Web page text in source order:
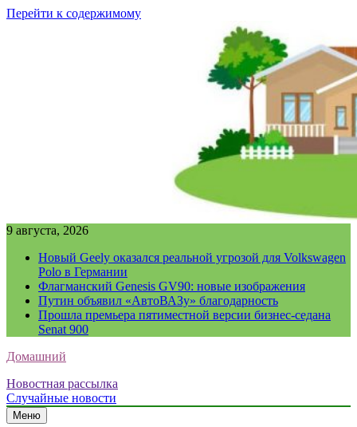
Перейти к содержимому
9 августа, 2026
Новый Geely оказался реальной угрозой для Volkswagen
Polo в Германии
Флагманский Genesis GV90: новые изображения
Путин объявил «АвтоВАЗу» благодарность
Прошла премьера пятиместной версии бизнес-седана
Senat 900
Домашний
Новостная рассылка
Случайные новости
Меню